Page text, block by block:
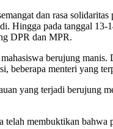
dan rasa
Hingga pada tanggal
DPR dan MPR.
berujung
beberapa menteri yang
yang terjadi berujung
membuktikan bahwa